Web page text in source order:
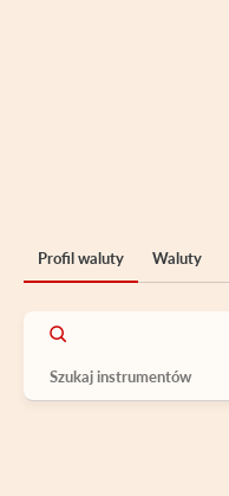
Profil waluty Waluty